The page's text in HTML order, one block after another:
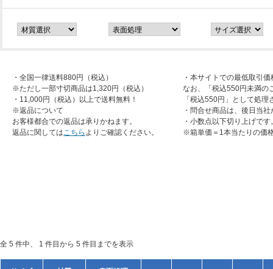
・全国一律送料880円（税込）
※ただし一部寸切商品は1,320円（税込）
・11,000円（税込）以上で送料無料！
※返品について
お客様都合での返品は承りかねます。
返品に関してはこちら よりご確認ください。
・本サイトでの最低取引
なお、「税込550円未満の
「税込550円」として処
・問合せ商品は、後日当
・小数点以下切り上げです
※箱単価＝1本当たりの価
全 5 件中、 1 件目から 5 件目までを表示